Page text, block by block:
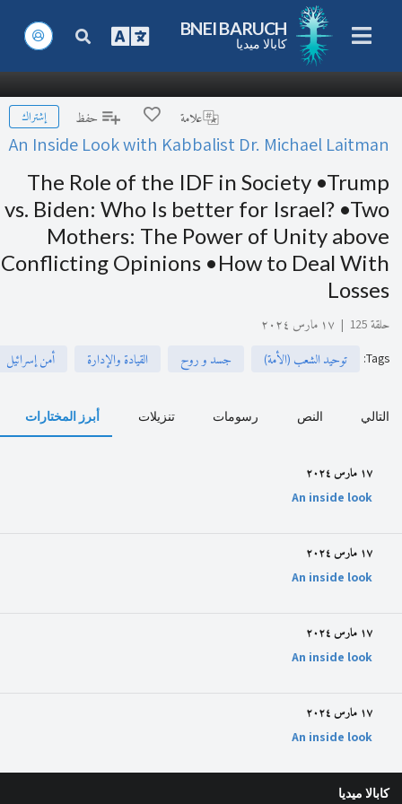
BNEI BARUCH
كابالا ميديا
علامة حفظ إشتراك
An Inside Look with Kabbalist Dr. Michael Laitman
The Role of the IDF in Society •Trump
vs. Biden: Who Is better for Israel? •Two
Mothers: The Power of Unity above
Conflicting Opinions •How to Deal With
Losses
حلقة 125 | ١٧ مارس ٢٠٢٤
Tags
: توحيد الشعب (الأمة) جسد و روح القيادة والإدارة أمن إسرائيل
التالي النص رسومات تنزيلات أبرز المختارات
١٧ مارس ٢٠٢٤
An inside look
١٧ مارس ٢٠٢٤
An inside look
١٧ مارس ٢٠٢٤
An inside look
١٧ مارس ٢٠٢٤
An inside look
كابالا ميديا